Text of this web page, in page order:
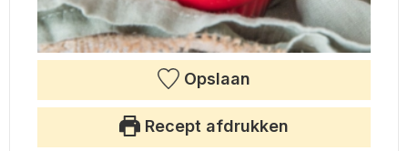
Opslaan
Recept afdrukken